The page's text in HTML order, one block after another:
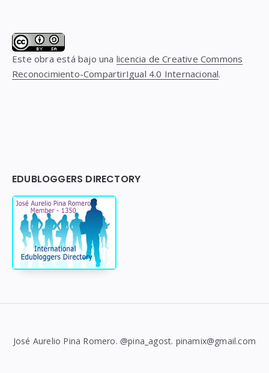
Este obra está bajo una licencia de Creative Commons
Reconocimiento-CompartirIgual 4.0 Internacional.
EDUBLOGGERS DIRECTORY
José Aurelio Pina Romero. @pina_agost. pinamix@gmail.com